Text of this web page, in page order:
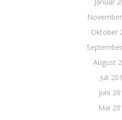
Oktober
August
Juli
Juni
Mai